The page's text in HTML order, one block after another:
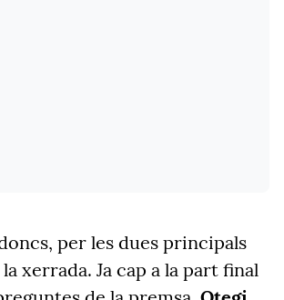
per les dues principals
xerrada. Ja cap a la part final